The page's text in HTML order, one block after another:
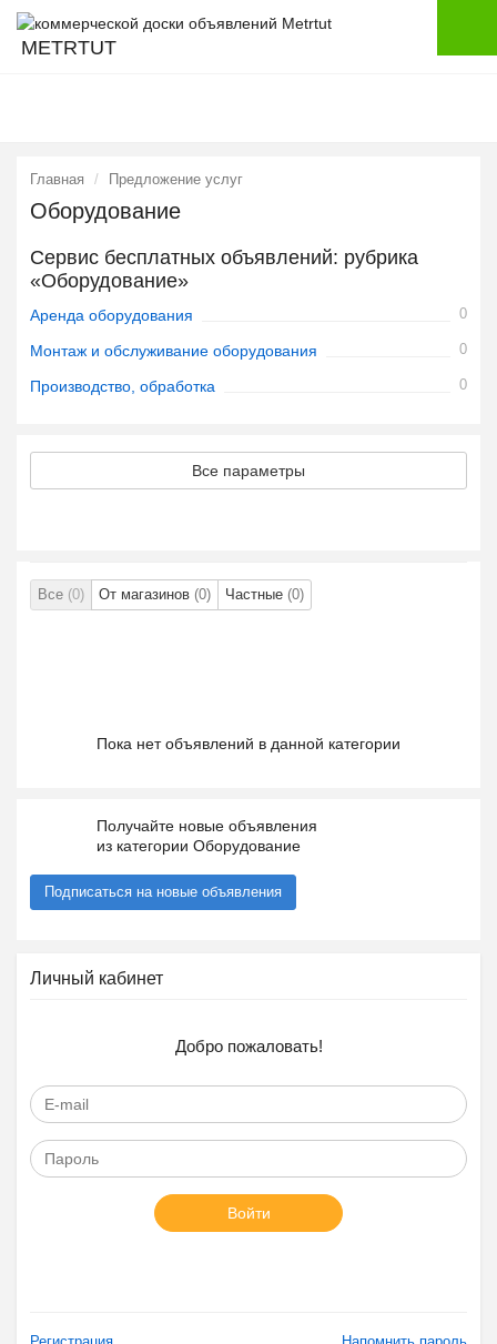
METRTUT
Главная Предложение услуг
Оборудование
Сервис бесплатных объявлений: рубрика
«Оборудование»
Аренда оборудования 0
Монтаж и обслуживание оборудования 0
Производство, обработка 0
Все параметры
Все (0) От магазинов (0) Частные (0)
Пока нет объявлений в данной категории
Получайте новые объявления
из категории Оборудование
Подписаться на новые объявления
Личный кабинет
Добро пожаловать!
Войти